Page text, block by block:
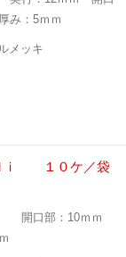
み：5ｍｍ
メッキ
ｉ １０ケ／袋
開口部：10ｍｍ